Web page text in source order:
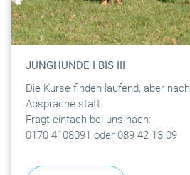
JUNGHUNDE I BIS III
Die Kurse finden laufend, aber
Absprache statt.
Fragt einfach bei uns nach:
0170 4108091 oder 089 42 13 09